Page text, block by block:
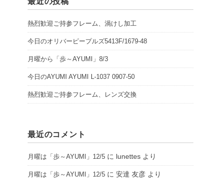
熱烈歓迎ご持参フレーム、渦けし加工
今日のオリバーピープルズ5413F/1679-48
月曜から「歩～AYUMI」8/3
今日のAYUMI AYUMI L-1037 0907-50
熱烈歓迎ご持参フレーム、レンズ交換
最近のコメント
月曜は「歩～AYUMI」12/5 に lunettes より
月曜は「歩～AYUMI」12/5 に 安達 友彦 より